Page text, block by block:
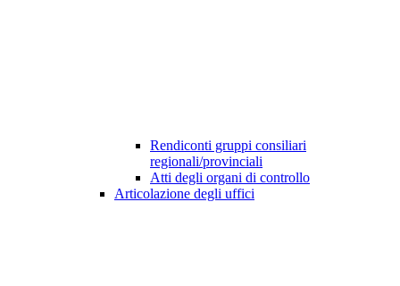
Rendiconti gruppi consiliari
regionali/provinciali
Atti degli organi di controllo
Articolazione degli uffici